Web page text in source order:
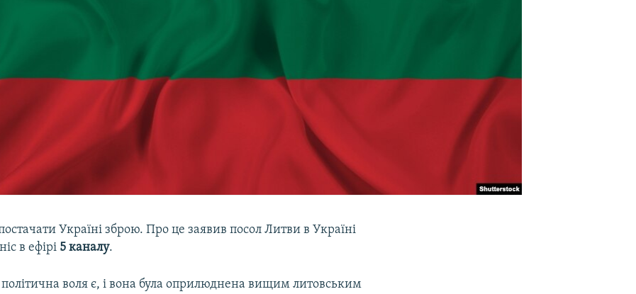
Україні зброю. Про це заявив посол Литви в Україні
в ефірі 5 каналу.
політична воля є, і вона була оприлюднена вищим литовським